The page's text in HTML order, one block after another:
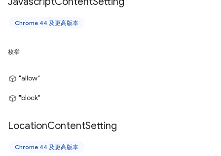
Chrome 44 及更高版本
枚举
"allow"
"block"
LocationContentSetting
Chrome 44 及更高版本